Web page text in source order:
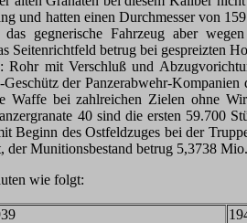
und hatten einen Durchmesser von
das gegnerische Fahrzeug aber
Seitenrichtfeld betrug bei gespreizten
mit Verschluß und
der Panzerabwehr-
Waffe bei zahlreichen Zielen ohne
40 sind die ersten 59.700
Beginn des Ostfeldzuges bei der
der Munitionsbestand betrug 5,3738
wie folgt: